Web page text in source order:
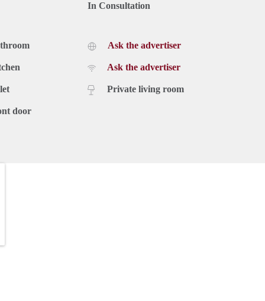
In Consultation
door
Ask the advertiser
Ask the advertiser
Private living room